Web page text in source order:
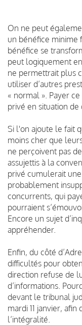
On ne peut
un bénéfice minime
bénéfice se
peut logiquement
ne permettrait plus
utiliser d’autres
« normal ». Payer
privé en situation
Si l'on ajoute le fait
moins cher que
ne perçoivent pas
assujettis à la
privé cumulerait
probablement
concurrents, qui
pourraient
Encore un sujet
appréhender.
Enfin, du côté
difficultés pour
direction refuse de
d’informations.
devant le tribunal
mardi 11 janvier,
l’intégralité.